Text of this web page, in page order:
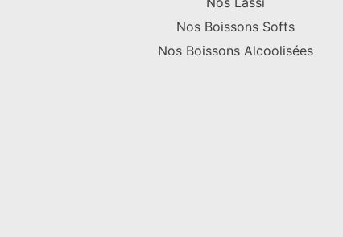
Nos Boissons Softs
Nos Boissons Alcoolisées